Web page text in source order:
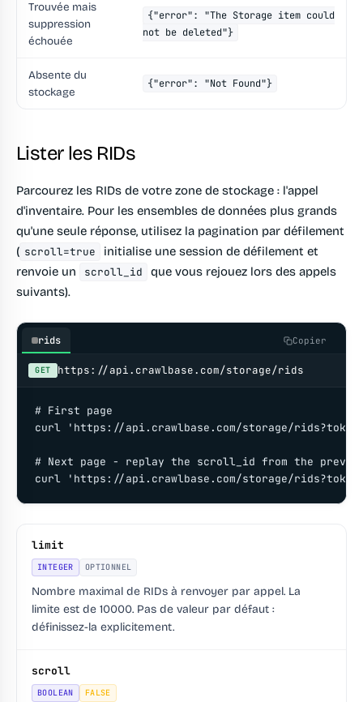
Trouvée mais
suppression
échouée
{"error": "The Storage item could
not be deleted"}
Absente du
stockage
{"error": "Not Found"}
Lister les RIDs
Parcourez les RIDs de votre zone de stockage : l'appel
d'inventaire. Pour les ensembles de données plus grands
qu'une seule réponse, utilisez la pagination par défilement
( scroll=true
initialise une session de défilement et
renvoie un
scroll_id
que vous rejouez lors des appels
suivants).
rids Copier
GET https://api.crawlbase.com/storage/rids
# First page
curl 'https://api.crawlbase.com/storage/
# Next page - replay the scroll_id from the
curl 'https://api.crawlbase.com/storage/
limit
INTEGER OPTIONNEL
Nombre maximal de RIDs à renvoyer par appel. La
limite est de 10000. Pas de valeur par défaut :
définissez-la explicitement.
scroll
BOOLEAN FALSE